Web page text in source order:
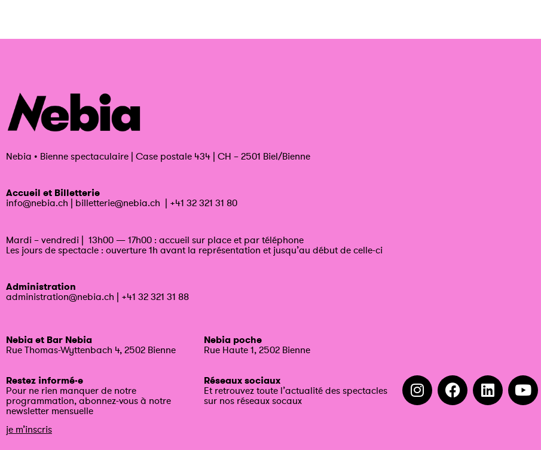
Nebia • Bienne spectaculaire | Case postale 434 | CH – 2501 Biel/Bienne
Accueil et Billetterie
info@nebia.ch | billetterie@nebia.ch | +41 32 321 31 80
Mardi – vendredi | 13h00 — 17h00 : accueil sur place et par téléphone
Les jours de spectacle : ouverture 1h avant la représentation et jusqu’au début de celle-ci
Administration
administration@nebia.ch | +41 32 321 31 88
Nebia et Bar Nebia
Rue Thomas-Wyttenbach 4, 2502 Bienne
Nebia poche
Rue Haute 1, 2502 Bienne
Restez informé·e
Pour ne rien manquer de notre
programmation, abonnez-vous à notre
newsletter mensuelle
je m’inscris
Réseaux sociaux
Et retrouvez toute l’actualité des spectacles
sur nos réseaux socaux